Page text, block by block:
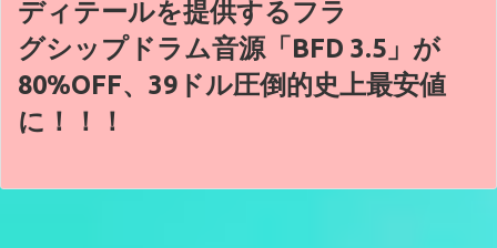
ディテールを提供するフラ
グシップドラム音源「BFD 3.5」が
80%OFF、39ドル圧倒的史上最安値
に！！！